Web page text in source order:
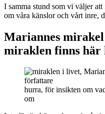
I samma stund som vi väljer
om våra känslor och vårt inre,
Mariannes
miraklen finns här
hurra, för insikten om
om